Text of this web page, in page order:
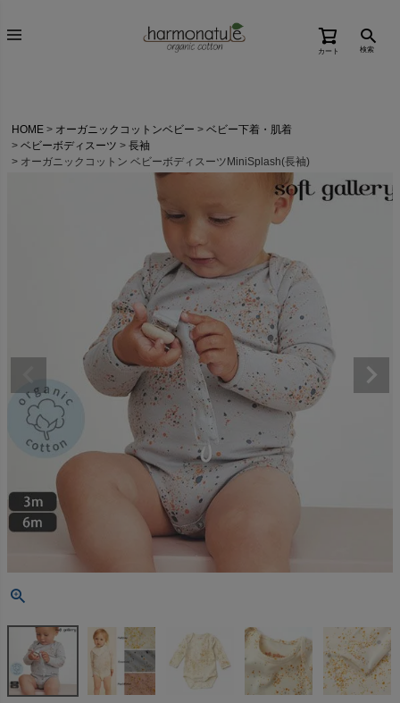
カート 検索
HOME オーガニックコットンベビー
ベビー下着・肌着
ベビーボディスーツ
長袖
オーガニックコットン ベビーボディスーツMiniSplash(長袖)